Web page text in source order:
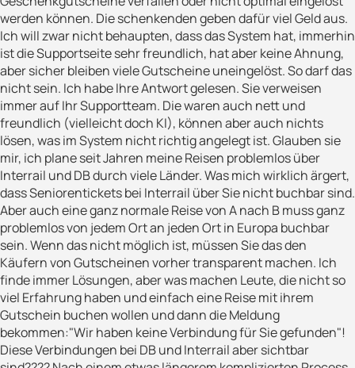
werden können. Die schenkenden geben dafür viel Geld aus.
Ich will zwar nicht behaupten, dass das System hat, immerhin
ist die Supportseite sehr freundlich, hat aber keine Ahnung,
aber sicher bleiben viele Gutscheine uneingelöst. So darf das
nicht sein. Ich habe Ihre Antwort gelesen. Sie verweisen
immer auf Ihr Supportteam. Die waren auch nett und
freundlich (vielleicht doch KI), können aber auch nichts
lösen, was im System nicht richtig angelegt ist. Glauben sie
mir, ich plane seit Jahren meine Reisen problemlos über
Interrail und DB durch viele Länder. Was mich wirklich ärgert,
dass Seniorentickets bei Interrail über Sie nicht buchbar sind.
Aber auch eine ganz normale Reise von A nach B muss ganz
problemlos von jedem Ort an jeden Ort in Europa buchbar
sein. Wenn das nicht möglich ist, müssen Sie das den
Käufern von Gutscheinen vorher transparent machen. Ich
finde immer Lösungen, aber was machen Leute, die nicht so
viel Erfahrung haben und einfach eine Reise mit ihrem
Gutschein buchen wollen und dann die Meldung
bekommen:"Wir haben keine Verbindung für Sie gefunden"!
Diese Verbindungen bei DB und Interrail aber sichtbar